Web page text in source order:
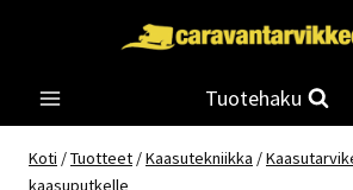
Tuotehaku
Koti /Tuotteet /Kaasutekniikka /
kaasuputkelle